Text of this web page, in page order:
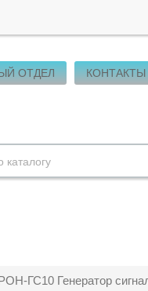
ОТДЕЛ КОНТАКТЫ
ГС10 Генератор